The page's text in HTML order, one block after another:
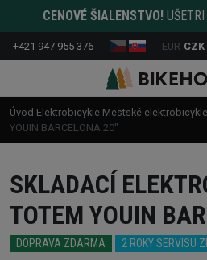
CENOVÉ ŠIALENSTVO!
+421 947 955 376 EUR CZK
Úvod Elektrobicykle Mestské elektrobicykle
YOUIN BARCELONA 20"
SKLADACÍ
TOTEM YOUIN
DOPRAVA ZDARMA 2 ROKY SERVISU